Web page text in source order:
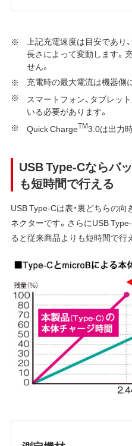
上記充電速度は目安であり
長さによって変動します。
せん。
充電時の最大電流は機器側
スマートフォン、タブレッ
いる必要があります。
Quick ChargeTM3.0は出力
USB Type-Cならバ
も短時間で行える
USB Type-Cは表・裏どちらの
ネクターです。さらにUSB
ると従来商品よりも短時間で行